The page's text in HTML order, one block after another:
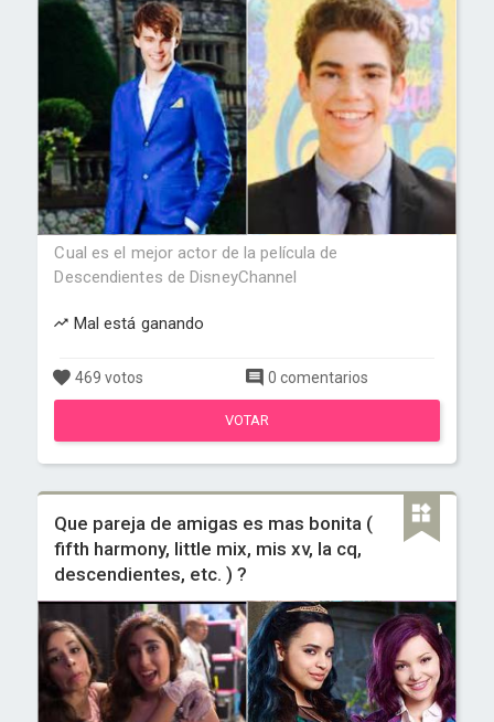
Cual es el mejor actor de la película de
Descendientes de DisneyChannel
Mal está ganando
469 votos 0 comentarios
VOTAR
Que pareja de amigas es mas bonita (
fifth harmony, little mix, mis xv, la cq,
descendientes, etc. ) ?